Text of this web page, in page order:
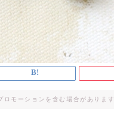
ロモーションを含む場合があります